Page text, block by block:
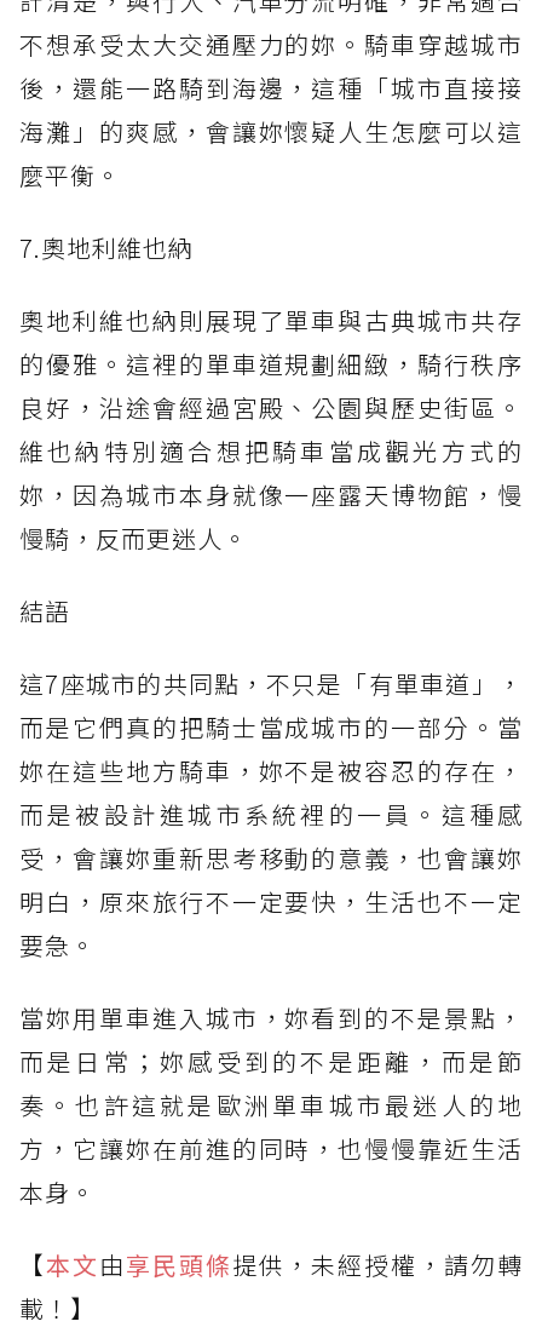
不想承受太大交通壓力的妳。騎車穿越城市
後，還能一路騎到海邊，這種「城市直接接
海灘」的爽感，會讓妳懷疑人生怎麼可以這
麼平衡。
7.奧地利維也納
奧地利維也納則展現了單車與古典城市共存
的優雅。這裡的單車道規劃細緻，騎行秩序
良好，沿途會經過宮殿、公園與歷史街區。
維也納特別適合想把騎車當成觀光方式的
妳，因為城市本身就像一座露天博物館，慢
慢騎，反而更迷人。
結語
這7座城市的共同點，不只是「有單車道」，
而是它們真的把騎士當成城市的一部分。當
妳在這些地方騎車，妳不是被容忍的存在，
而是被設計進城市系統裡的一員。這種感
受，會讓妳重新思考移動的意義，也會讓妳
明白，原來旅行不一定要快，生活也不一定
要急。
當妳用單車進入城市，妳看到的不是景點，
而是日常；妳感受到的不是距離，而是節
奏。也許這就是歐洲單車城市最迷人的地
方，它讓妳在前進的同時，也慢慢靠近生活
本身。
【本文由享民頭條提供，未經授權，請勿轉
載！】